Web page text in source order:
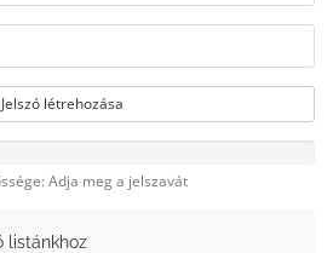
Jelszó létrehozása
Adja meg a jelszavát
listánkhoz